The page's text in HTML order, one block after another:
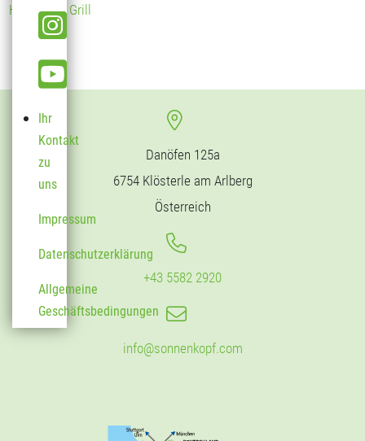
Ihr
Kontakt
zu
uns
Impressum
Datenschutzerklärung
Allgemeine
Geschäftsbedingungen
Hendl vom Grill
Danöfen 125a
6754 Klösterle am Arlberg
Österreich
+43 5582 2920
info@sonnenkopf.com